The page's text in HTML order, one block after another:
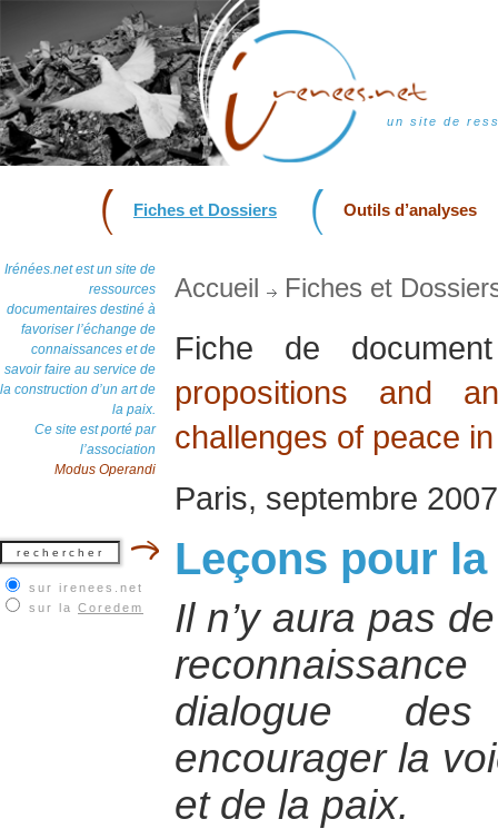
un site de
Fiches et Dossiers Outils d’analyses
Irénées.net est un site de
ressources
documentaires destiné à
favoriser l’échange de
connaissances et de
savoir faire au service de
la construction d’un art de
la paix.
Ce site est porté par
l’association
Modus Operandi
sur irenees.net
sur la Coredem
Accueil Fiches et
Fiche de
propositions and
challenges of peace
Paris, septembre 2007
Leçons pour la
Il n’y aura pas
dialogue
encourager la
et de la paix.